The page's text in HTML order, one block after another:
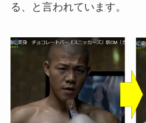
る、と言われています。